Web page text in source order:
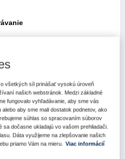
ste sa obrátili na Úrad pre
„úrad“) so žiadosťou o usmernenie
zákonov v znení neskorších
obstarávaní“).
na podlimitnú zákazku
§ 114. Zároveň v ponuke
všetkých síl prinášať vysokú úroveň
našich webstránok. Medzi základné
fungovalo vyhľadávanie, aby sme vás
aby sme mali dostatok podnetov, ako
súhlas so spracovaním súborov
dočasne ukladajú vo vašom prehliadači.
Dáta využijeme na zlepšovanie našich
priamo Vám na mieru.
Viac informácií